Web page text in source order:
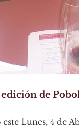
de
Lunes, 4 de